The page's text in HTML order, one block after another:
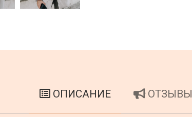
ОПИСАНИЕ ОТЗЫВЫ